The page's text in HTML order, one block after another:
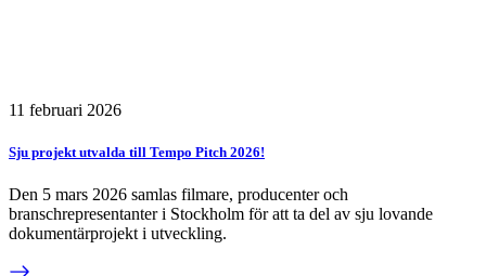
11 februari 2026
Sju projekt utvalda till Tempo Pitch 2026!
Den 5 mars 2026 samlas filmare, producenter och
branschrepresentanter i Stockholm för att ta del av sju lovande
dokumentärprojekt i utveckling.